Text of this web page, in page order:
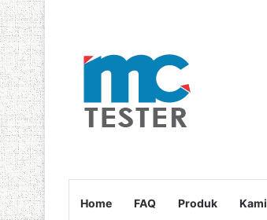
Home FAQ Produk Kami